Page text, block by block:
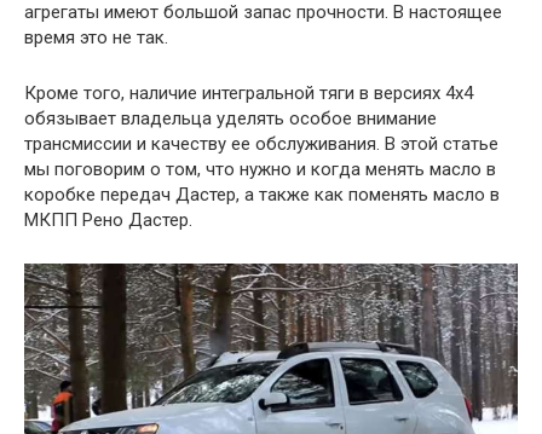
агрегаты имеют большой запас прочности. В настоящее
время это не так.
Кроме того, наличие интегральной тяги в версиях 4х4
обязывает владельца уделять особое внимание
трансмиссии и качеству ее обслуживания. В этой статье
мы поговорим о том, что нужно и когда менять масло в
коробке передач Дастер, а также как поменять масло в
МКПП Рено Дастер.